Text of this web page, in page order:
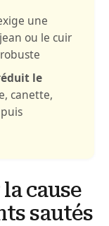
une
ou le cuir
le
canette,
cause
sautés